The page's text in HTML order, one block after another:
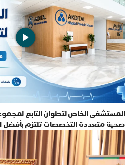
المستشفى الخاص لتطوان التابع
صحية متعددة التخصصات تلتزم بأفضل